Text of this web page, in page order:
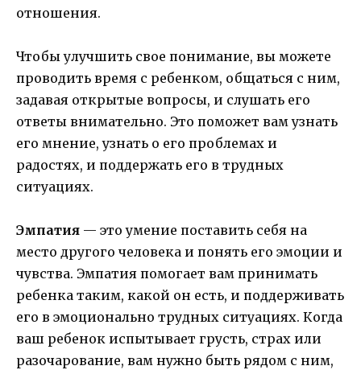
отношения.
Чтобы улучшить свое понимание, вы можете
проводить время с ребенком, общаться с ним,
задавая открытые вопросы, и слушать его
ответы внимательно. Это поможет вам узнать
его мнение, узнать о его проблемах и
радостях, и поддержать его в трудных
ситуациях.
Эмпатия — это умение поставить себя на
место другого человека и понять его эмоции и
чувства. Эмпатия помогает вам принимать
ребенка таким, какой он есть, и поддерживать
его в эмоционально трудных ситуациях. Когда
ваш ребенок испытывает грусть, страх или
разочарование, вам нужно быть рядом с ним,